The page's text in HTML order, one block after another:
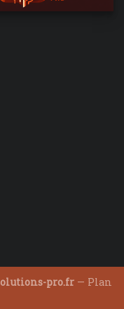
pro.fr— Plan